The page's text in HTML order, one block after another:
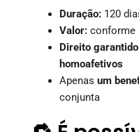
Duração: 120
Valor: conforme
Direito
homoafetivos
Apenas um
conjunta